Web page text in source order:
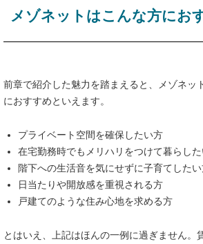
メゾネットはこんな方にお
前章で紹介した魅力を踏まえると、メゾネッ
におすすめといえます。
プライベート空間を確保したい方
在宅勤務時でもメリハリをつけて暮らし
階下への生活音を気にせずに子育てした
日当たりや開放感を重視される方
戸建てのような住み心地を求める方
とはいえ、上記はほんの一例に過ぎません。